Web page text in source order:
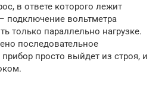
в ответе которого лежит
подключение вольтметра
только параллельно нагрузке.
последовательное
просто выйдет из строя, и